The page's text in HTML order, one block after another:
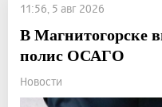
11:56, 5 авг 2026
В Магнитогорске
полис ОСАГО
Новости